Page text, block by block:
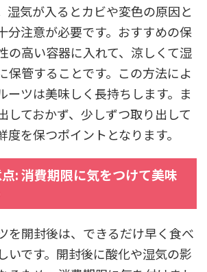
湿気が入るとカビや変色の原因と
分注意が必要です。おすすめの保
の高い容器に入れて、涼しくて湿
保管することです。この方法によ
ーツは美味しく長持ちします。ま
しておかず、少しずつ取り出して
を保つポイントとなります。
: 消費期限に気をつけて美味
を開封後は、できるだけ早く食べ
いです。開封後に酸化や湿気の影